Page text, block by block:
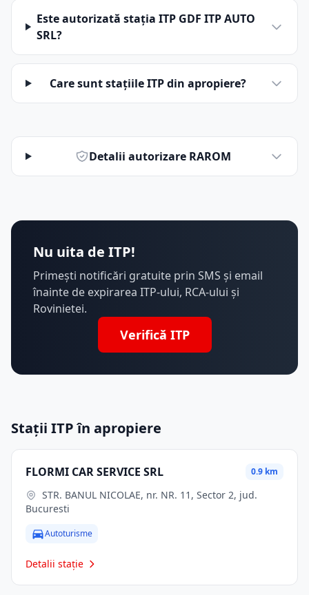
Este autorizată stația ITP GDF ITP AUTO
SRL?
Care sunt stațiile ITP din apropiere?
Detalii autorizare RAROM
Nu uita de ITP!
Primești notificări gratuite prin SMS și email
înainte de expirarea ITP-ului, RCA-ului și
Rovinietei.
Verifică ITP
Stații ITP în apropiere
FLORMI CAR SERVICE SRL 0.9 km
Bucuresti
Autoturisme
Detalii stație